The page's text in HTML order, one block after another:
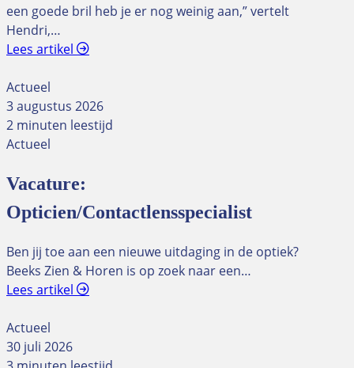
een goede bril heb je er nog weinig aan,” vertelt
Hendri,…
Lees artikel
Actueel
3 augustus 2026
2 minuten leestijd
Actueel
Vacature:
Opticien/Contactlensspecialist
Ben jij toe aan een nieuwe uitdaging in de optiek?
Beeks Zien & Horen is op zoek naar een…
Lees artikel
Actueel
30 juli 2026